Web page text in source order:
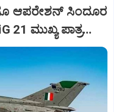
ಆಪರೇಶನ್‌ ಸಿಂದೂರ
ಮುಖ್ಯ ಪಾತ್ರ...